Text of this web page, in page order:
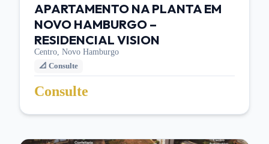
APARTAMENTO NA PLANTA EM
NOVO HAMBURGO –
RESIDENCIAL VISION
Centro, Novo Hamburgo
📐 Consulte
Consulte